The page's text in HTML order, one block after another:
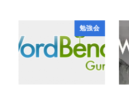
勉強会